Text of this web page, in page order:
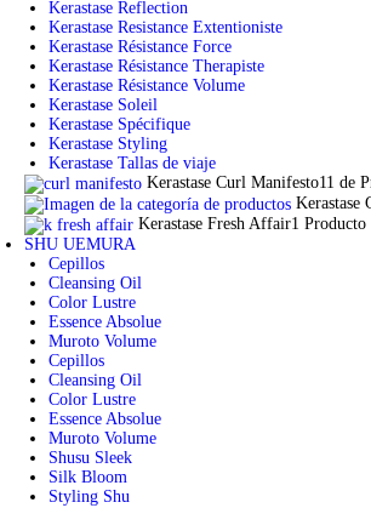
Kerastase Reflection
Kerastase Resistance Extentioniste
Kerastase Résistance Force
Kerastase Résistance Therapiste
Kerastase Résistance Volume
Kerastase Soleil
Kerastase Spécifique
Kerastase Styling
Kerastase Tallas de viaje
Kerastase Curl Manifesto11 de
Kerastase
Kerastase Fresh Affair1 Producto
SHU UEMURA
Cepillos
Cleansing Oil
Color Lustre
Essence Absolue
Muroto Volume
Cepillos
Cleansing Oil
Color Lustre
Essence Absolue
Muroto Volume
Shusu Sleek
Silk Bloom
Styling Shu